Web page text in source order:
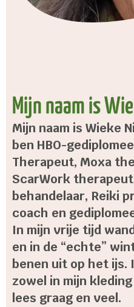
Mijn naam is
Mijn naam is Wieke
ben HBO-
Therapeut, Moxa
ScarWork
behandelaar, Reiki
coach en
In mijn vrije tijd
en in de “echte”
benen uit op het ijs.
zowel in mijn
lees graag en veel.